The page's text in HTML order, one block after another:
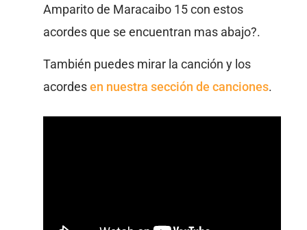
Amparito de Maracaibo 15 con estos
acordes que se encuentran mas abajo?.
También puedes mirar la canción y los
acordes en nuestra sección de canciones.